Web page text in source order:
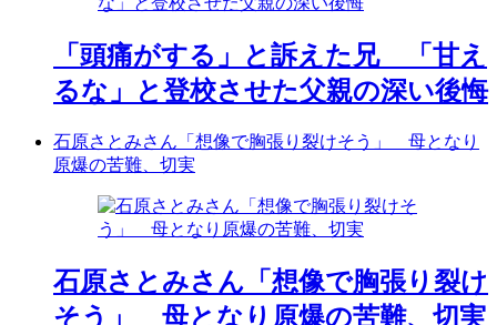
「頭痛がする」と訴えた兄 「甘え
るな」と登校させた父親の深い後悔
石原さとみさん「想像で胸張り裂けそう」 母となり
原爆の苦難、切実
石原さとみさん「想像で胸張り裂け
そう」 母となり原爆の苦難、切実